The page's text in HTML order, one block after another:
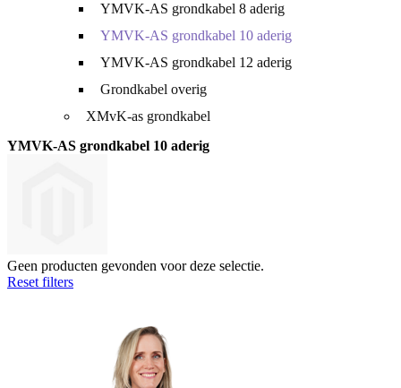
YMVK-AS grondkabel 8 aderig
YMVK-AS grondkabel 10 aderig
YMVK-AS grondkabel 12 aderig
Grondkabel overig
XMvK-as grondkabel
YMVK-AS grondkabel 10 aderig
Geen producten gevonden voor deze selectie.
Reset filters